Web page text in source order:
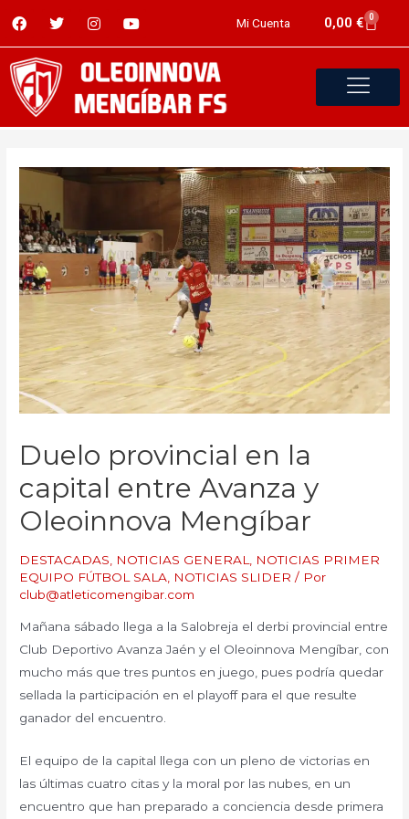
Mi Cuenta 0,00 € 0
Duelo provincial en la
capital entre Avanza y
Oleoinnova Mengíbar
DESTACADAS NOTICIAS GENERAL
NOTICIAS PRIMER
EQUIPO FÚTBOL SALA
NOTICIAS SLIDER / Por
club@atleticomengibar.com
Mañana sábado llega a la Salobreja el derbi provincial entre
Club Deportivo Avanza Jaén y el Oleoinnova Mengíbar, con
mucho más que tres puntos en juego, pues podría quedar
sellada la participación en el playoff para el que resulte
ganador del encuentro.
El equipo de la capital llega con un pleno de victorias en
las últimas cuatro citas y la moral por las nubes, en un
encuentro que han preparado a conciencia desde primera